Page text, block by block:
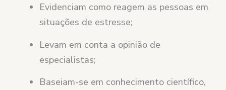
Evidenciam como reagem as pessoas em
situações de estresse;
Levam em conta a opinião de
especialistas;
Baseiam-se em conhecimento científico,